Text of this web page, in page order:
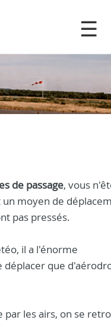
de passage, vous
un moyen de
pas pressés.
il a l'énorme
déplacer que
par les airs, on se